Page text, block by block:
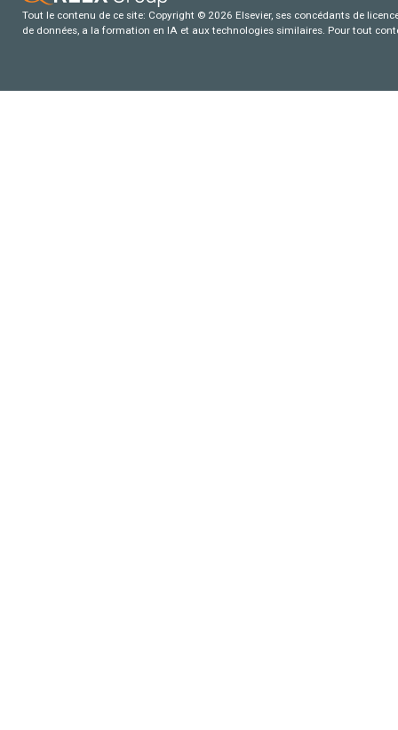
Tout le contenu de ce site: Copyright © 2026 Elsevier, ses concédants de
de données, a la formation en IA et aux technologies similaires. Pour tout